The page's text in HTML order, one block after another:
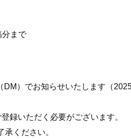
分まで
）でお知らせいたします（
録いただく必要がございます。
ください。